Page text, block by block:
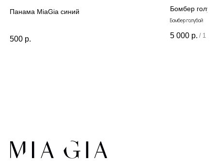
Панама MiaGia cиний
500 р.
Бомбер
Бомбер голубой
5 000 р. / 1 шт